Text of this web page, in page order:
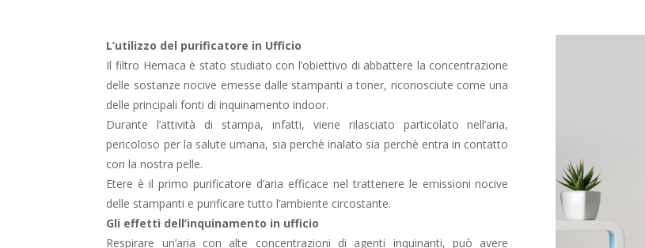
L’utilizzo del purificatore in Ufficio
Il filtro Hemaca è stato studiato con l’obiettivo di abbattere la concentrazione
delle sostanze nocive emesse dalle stampanti a toner, riconosciute come una
delle principali fonti di inquinamento indoor.
Durante l’attività di stampa, infatti, viene rilasciato particolato nell’aria,
pericoloso per la salute umana, sia perchè inalato sia perchè entra in contatto
con la nostra pelle.
Etere è il primo purificatore d’aria efficace nel trattenere le emissioni nocive
delle stampanti e purificare tutto l’ambiente circostante.
Gli effetti dell’inquinamento in ufficio
Respirare un’aria con alte concentrazioni di agenti inquinanti, può avere